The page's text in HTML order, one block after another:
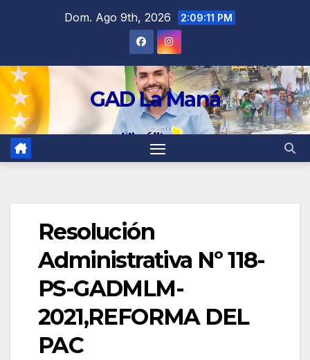
Dom. Ago 9th, 2026 2:09:12 PM
GAD La Maná
Resolución
Administrativa Nº 118-
PS-GADMLM-
2021,REFORMA DEL
PAC